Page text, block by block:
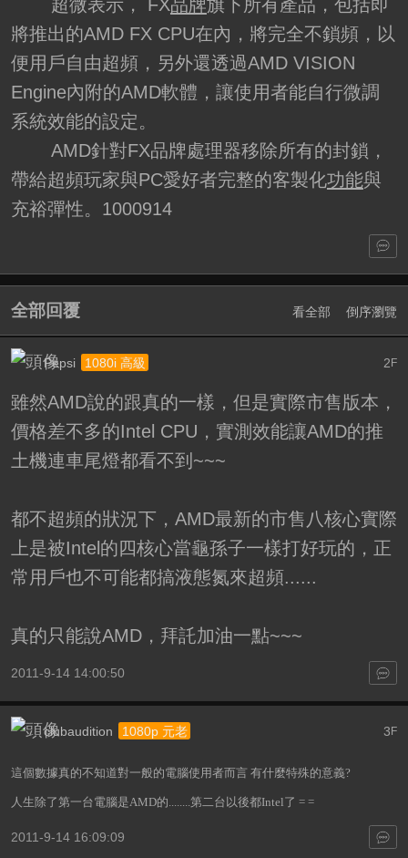
超微表示， FX品牌旗下所有產品，包括即
將推出的AMD FX CPU在內，將完全不鎖頻，以
便用戶自由超頻，另外還透過AMD VISION
Engine內附的AMD軟體，讓使用者能自行微調
系統效能的設定。
AMD針對FX品牌處理器移除所有的封鎖，
帶給超頻玩家與PC愛好者完整的客製化功能與
充裕彈性。1000914
全部回覆 看全部 倒序瀏覽
2F
Pepsi 1080i 高級
雖然AMD說的跟真的一樣，但是實際市售版本，
價格差不多的Intel CPU，實測效能讓AMD的推
土機連車尾燈都看不到~~~
都不超頻的狀況下，AMD最新的市售八核心實際
上是被Intel的四核心當龜孫子一樣打好玩的，正
常用戶也不可能都搞液態氮來超頻......
真的只能說AMD，拜託加油一點~~~
2011-9-14 14:00:50
3F
clubaudition 1080p 元老
這個數據真的不知道對一般的電腦使用者而言 有什麼特殊的意義?
人生除了第一台電腦是AMD的........第二台以後都Intel了 = =
2011-9-14 16:09:09